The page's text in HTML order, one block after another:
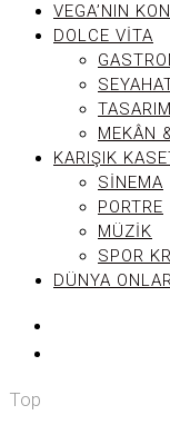
VEGA’NIN
DOLCE VITA
MEKÂN
KARIŞIK
SINEMA
PORTRE
MÜZIK
SPOR
DÜNYA
Top